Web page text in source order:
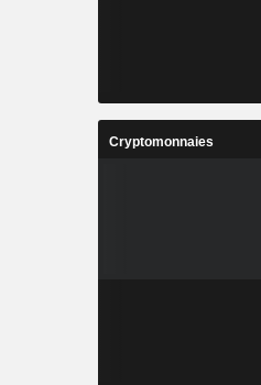
Cryptomonnaies